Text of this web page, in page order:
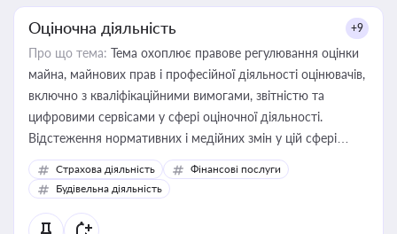
Оціночна діяльність +9
Про що тема: Тема охоплює правове регулювання оцінки
майна, майнових прав і професійної діяльності оцінювачів,
включно з кваліфікаційними вимогами, звітністю та
цифровими сервісами у сфері оціночної діяльності.
Відстеження нормативних і медійних змін у цій сфері
корисне для власника бізнесу, керівника, юриста або
бухгалтера під час оподаткування, приватизації, оренди
державного майна, корпоративних угод і перевірки
статусу суб'єктів оціночної діяльності
Страхова діяльність
Фінансові послуги
Будівельна діяльність